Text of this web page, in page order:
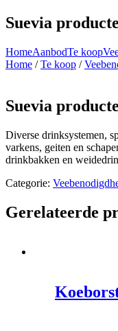
Suevia
HomeAanbodTe koop
Home /Te koop /
Suevia
Diverse drinksystemen,
varkens, geiten en
drinkbakken en
Categorie:
Gerelateerde